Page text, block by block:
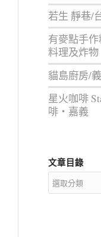
若生 靜巷/
有麥點手
料理及炸
貓島廚房/
星火咖啡
啡‧嘉義
文章目錄
文
章